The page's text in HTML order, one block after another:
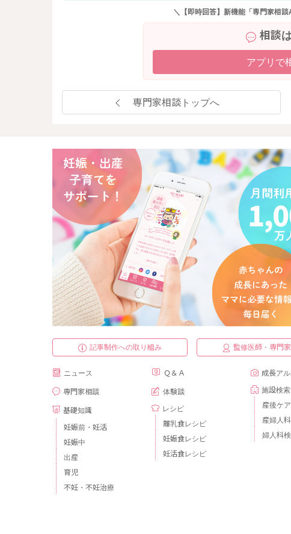
＼【即時回答】新機能「専門家相
相談
アプリで
専門家相談トップへ
記事制作への取り組み 監修医師・専門
ニュース
専門家相談
基礎知識
妊娠前・妊活
妊娠中
出産
育児
不妊・不妊治療
Ｑ＆Ａ
体験談
レシピ
離乳食レシピ
妊娠食レシピ
妊活食レシピ
成長ア
施設検索
産後ケ
産婦人
婦人科